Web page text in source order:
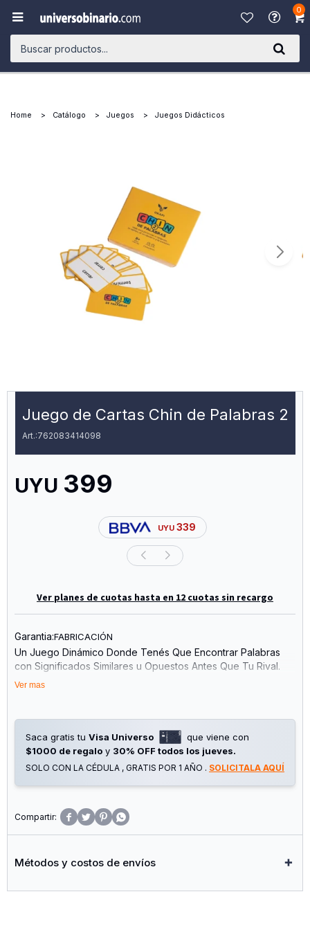
0

Home Catálogo Juegos Juegos Didácticos
Juego de Cartas Chin de Palabras 2
762083414098
UYU 399
UYU 339
Ver planes de cuotas hasta en 12 cuotas sin recargo
Garantia:FABRICACIÓN
Un Juego Dinámico Donde Tenés Que Encontrar Palabras
con Significados Similares u Opuestos Antes Que Tu Rival.
atención, Velocidad y Estrategia en Cada Jugada.
Coincidencias Entre Palabras.
cuando Detectás una Coincidencia… ¡Gritá Chin! y Tu Rival se
Lleva las Cartas.
gana Quien se Quede sin Cartas Primero.
amplía Vocabulario y Comprensión.
mejora la Atención y la Memoria.
estimula la Flexibilidad y la Toma de Decisiones.
Cooperativo.
Ver mas
Saca gratis tu Visa Universo
que viene con
$1000 de regalo y 30% OFF todos los jueves.
SOLO CON LA CÉDULA , GRATIS POR 1 AÑO . SOLICITALA AQUÍ
   
Métodos y costos de envíos